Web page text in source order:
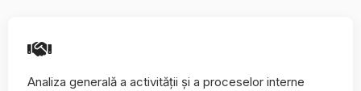
Analiza generală a activității și a proceselor interne